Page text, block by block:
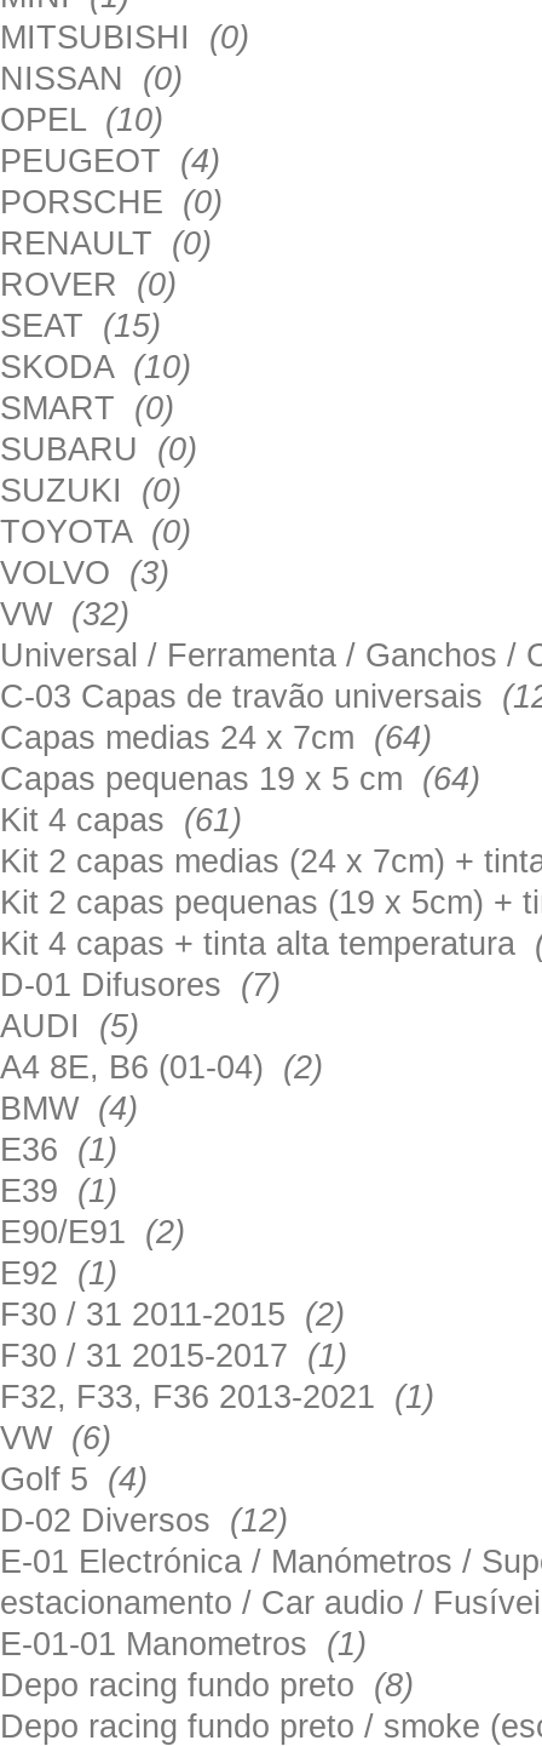
MITSUBISHI (0)
NISSAN (0)
OPEL (10)
PEUGEOT (4)
PORSCHE (0)
RENAULT (0)
ROVER (0)
SEAT (15)
SKODA (10)
SMART (0)
SUBARU (0)
SUZUKI (0)
TOYOTA (0)
VOLVO (3)
VW (32)
Universal / Ferramenta / Ganchos
C-03 Capas de travão universais
Capas medias 24 x 7cm (64)
Capas pequenas 19 x 5 cm (64)
Kit 4 capas (61)
Kit 2 capas medias (24 x 7cm) +
Kit 2 capas pequenas (19 x 5cm) +
Kit 4 capas + tinta alta temperatura
D-01 Difusores (7)
AUDI (5)
A4 8E, B6 (01-04) (2)
BMW (4)
E36 (1)
E39 (1)
E90/E91 (2)
E92 (1)
F30 / 31 2011-2015 (2)
F30 / 31 2015-2017 (1)
F32, F33, F36 2013-2021 (1)
VW (6)
Golf 5 (4)
D-02 Diversos (12)
E-01 Electrónica / Manómetros /
estacionamento / Car audio /
E-01-01 Manometros (1)
Depo racing fundo preto (8)
Depo racing fundo preto / smoke